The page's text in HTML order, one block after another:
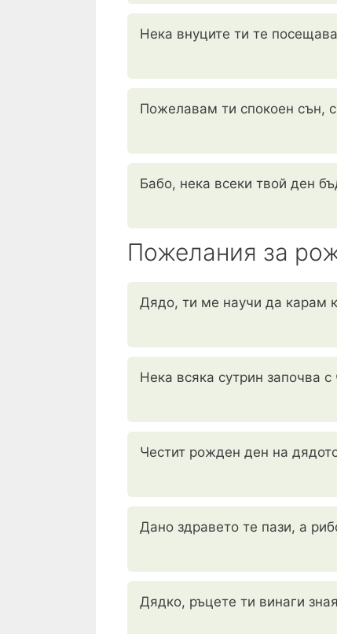
Нека внуците ти те
Пожелавам ти спокоен сън,
Бабо, нека всеки твой ден
Пожелания за
Дядо, ти ме научи да карам
Нека всяка сутрин започва
Честит рожден ден на
Дано здравето те пази, а
Дядко, ръцете ти винаги